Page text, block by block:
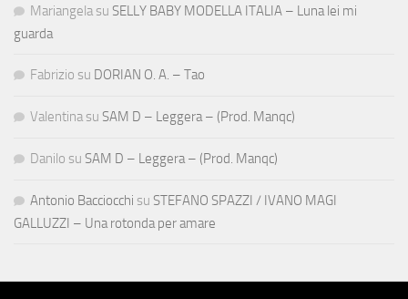
Mariangela su SELLY BABY MODELLA ITALIA – Luna lei mi
guarda
Fabrizio su DORIAN O. A. – Tao
Valentina su SAM D – Leggera – (Prod. Manqc)
Danilo su SAM D – Leggera – (Prod. Manqc)
Antonio Bacciocchi su STEFANO SPAZZI / IVANO MAGI
GALLUZZI – Una rotonda per amare